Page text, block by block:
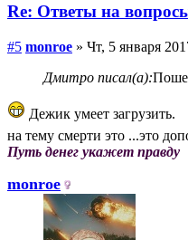
Re: Ответы на
#5 monroe » Чт, 5 января
Дмитро писал(а):
Дежик умеет загрузить.
на тему смерти это ...это
Путь денег укажет правду
monroe